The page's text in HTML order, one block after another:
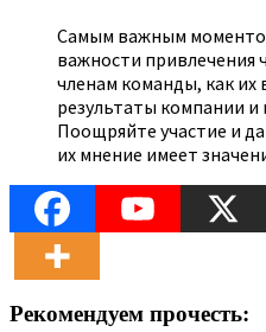
Самым важным
важности привлечения
членам команды, как их
результаты компании и
Поощряйте участие и
их мнение имеет
Рекомендуем прочесть: